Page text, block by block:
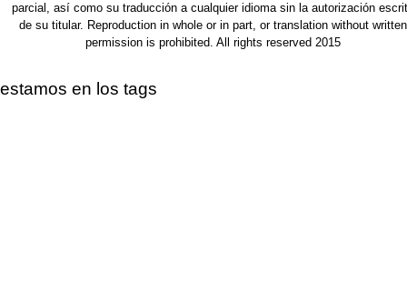
parcial, así como su traducción a cualquier idioma sin la autorización
de su titular. Reproduction in whole or in part, or translation without written
permission is prohibited. All rights reserved 2015
estamos en los tags